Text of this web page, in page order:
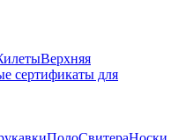
Верхняя
сертификаты для